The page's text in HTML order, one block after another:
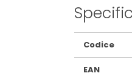
Maggiori
Informazioni
Codice
EAN